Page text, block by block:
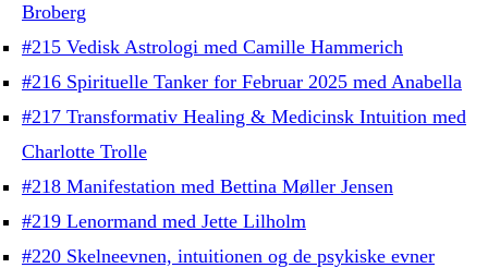
Broberg
#215 Vedisk Astrologi med Camille Hammerich
#216 Spirituelle Tanker for Februar 2025 med Anabella
#217 Transformativ Healing & Medicinsk Intuition med
Charlotte Trolle
#218 Manifestation med Bettina Møller Jensen
#219 Lenormand med Jette Lilholm
#220 Skelneevnen, intuitionen og de psykiske evner